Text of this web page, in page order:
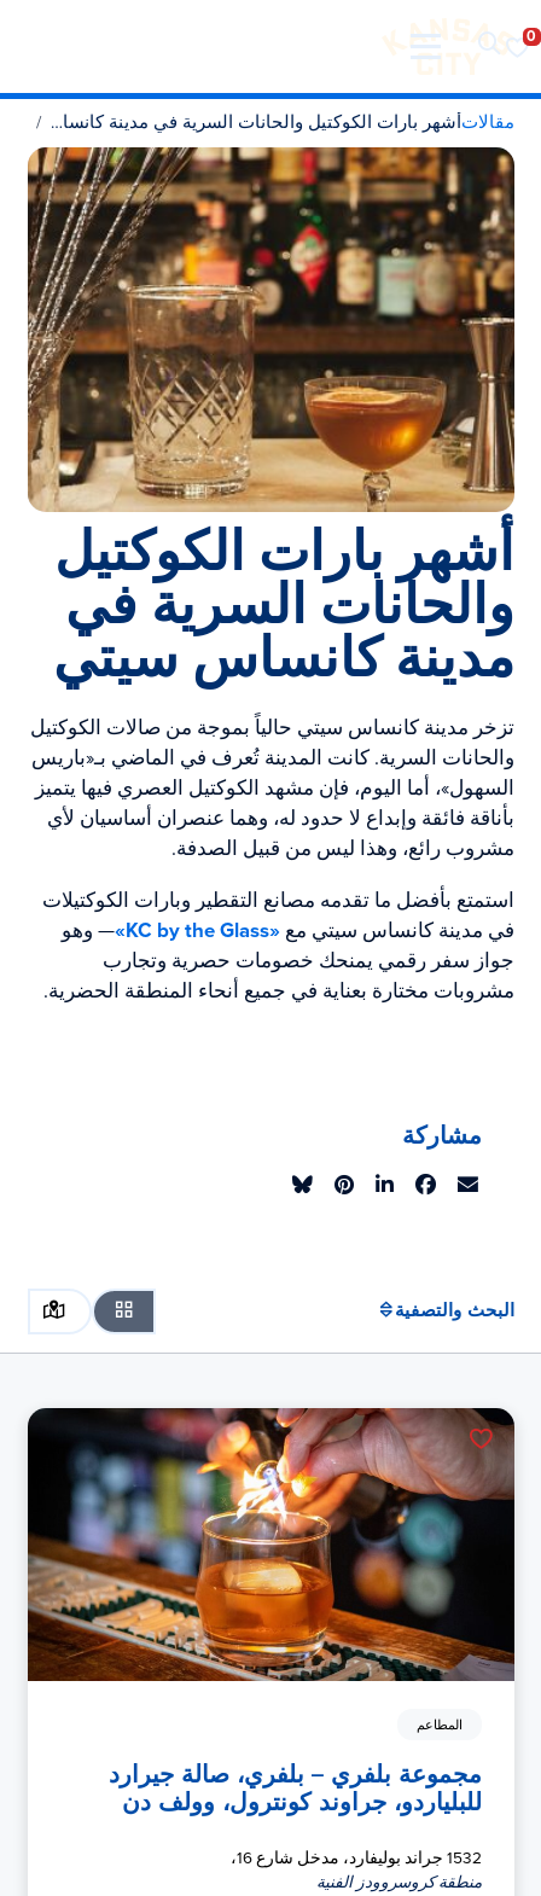
تفضل بزيارة مدينة كانساس سيتي
الانتقال إلى المحتوى
مقالات أشهر بارات الكوكتيل والحانات السرية في مدينة كانساس سيتي
أشهر بارات الكوكتيل
والحانات السرية في
مدينة كانساس سيتي
تزخر مدينة كانساس سيتي حالياً بموجة من صالات الكوكتيل
والحانات السرية. كانت المدينة تُعرف في الماضي بـ«باريس
السهول»، أما اليوم، فإن مشهد الكوكتيل العصري فيها يتميز
بأناقة فائقة وإبداع لا حدود له، وهما عنصران أساسيان لأي
مشروب رائع، وهذا ليس من قبيل الصدفة.
استمتع بأفضل ما تقدمه مصانع التقطير وبارات الكوكتيلات
في مدينة كانساس سيتي مع «KC by the Glass»
— وهو
جواز سفر رقمي يمنحك خصومات حصرية وتجارب
مشروبات مختارة بعناية في جميع أنحاء المنطقة الحضرية.
مشاركة
البحث والتصفية
المطاعم
مجموعة بلفري – بلفري، صالة جيرارد
للبلياردو، جراوند كونترول، وولف دن
1532 جراند بوليفارد، مدخل شارع 16،
منطقة كروسروودز الفنية